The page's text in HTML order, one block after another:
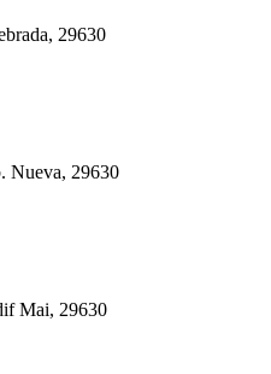
29630
Nueva, 29630
Mai, 29630